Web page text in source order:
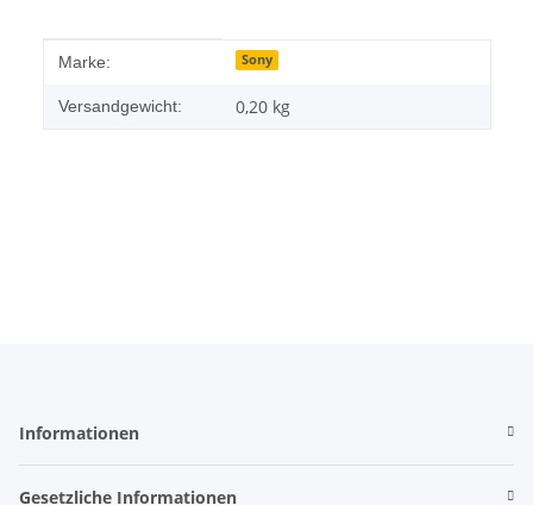
Produkteigenschaft
Wert
Marke: Sony
Versandgewicht: 0,20 kg
Informationen
Gesetzliche Informationen